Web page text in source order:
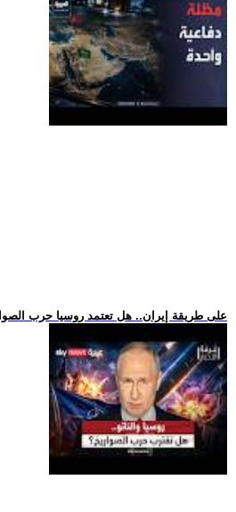
.. على طريقة إيران.. هل تعتمد روسيا حرب